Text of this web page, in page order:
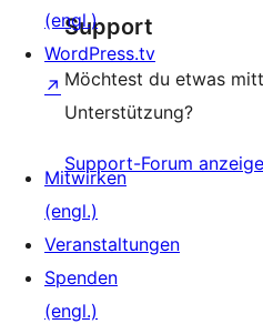
Support
Möchtest du etwas
Unterstützung?
Support-Forum
(engl.)
WordPress.tv
↗
Mitwirken
(engl.)
Veranstaltungen
Spenden
(engl.)